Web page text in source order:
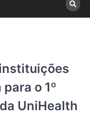
o 1º
UniHealth